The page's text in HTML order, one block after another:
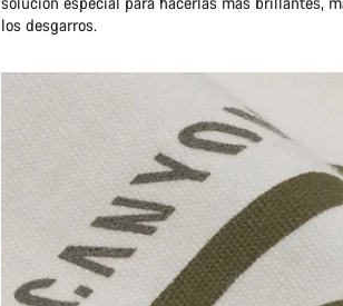
los desgarros.